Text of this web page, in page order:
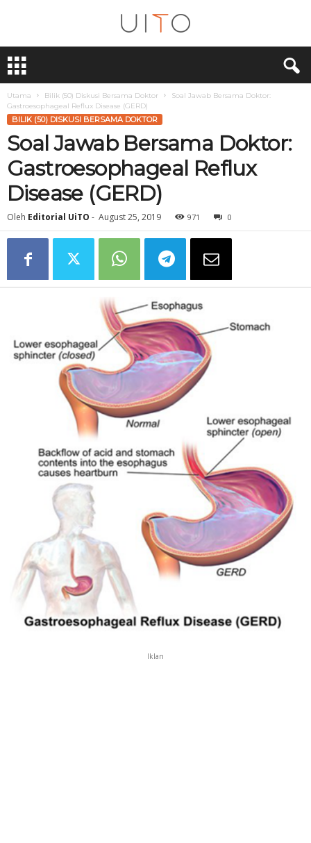
T
Utama Bilik (50) Diskusi Bersama Doktor
Soal Jawab Bersama Doktor:
Gastroesophageal Reflux Disease (GERD)
BILIK (50) DISKUSI BERSAMA DOKTOR
Soal Jawab Bersama Doktor:
Gastroesophageal Reflux
Disease (GERD)
Oleh Editorial UiTO - August 25, 2019 971 0
Iklan